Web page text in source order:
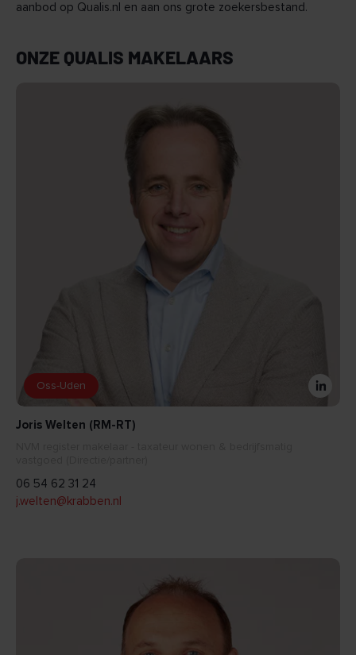
aanbod op Qualis.nl en aan ons grote zoekersbestand.
ONZE QUALIS MAKELAARS
Oss-Uden
Joris Welten (RM-RT)
06 54 62 31 24
j.welten@krabben.nl